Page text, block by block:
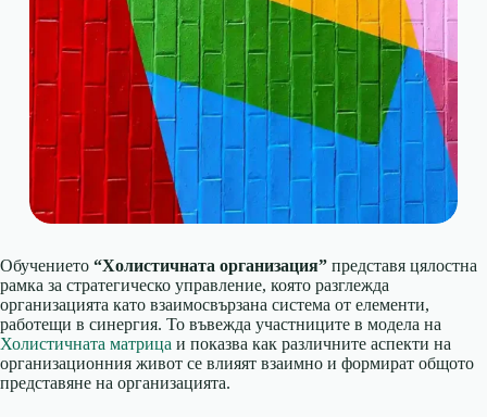
Обучението “Холистичната организация” представя цялостна
рамка за стратегическо управление, която разглежда
организацията като взаимосвързана система от елементи,
работещи в синергия. То въвежда участниците в модела на
Холистичната матрица и показва как различните аспекти на
организационния живот се влияят взаимно и формират общото
представяне на организацията.